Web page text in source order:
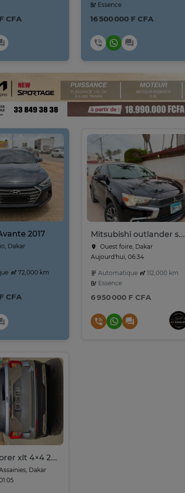
CFA
Essence
16 500 000 F CFA
2017
Dakar
72,000 km
CFA
Mitsubishi outlander sport Année 2017
Ouest foire, Dakar
Aujourd'hui, 06:34
Automatique
112,000 km
Essence
6 950 000 F CFA
Ford explorer xlt 4×4 2023
Dakar